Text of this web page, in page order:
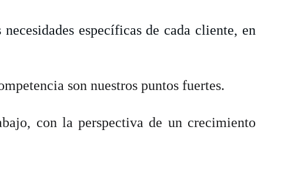
específicas de cada cliente, en
son nuestros puntos fuertes.
con la perspectiva de un crecimiento